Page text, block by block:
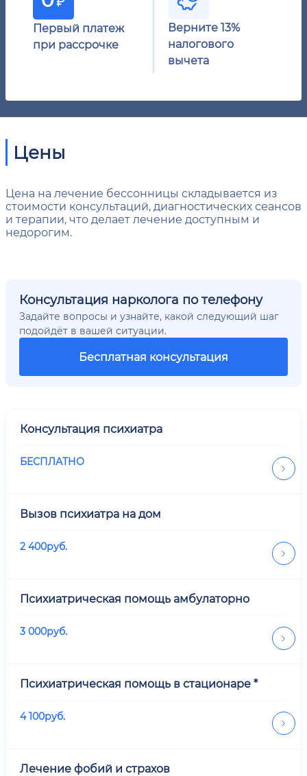
Первый платеж
при рассрочке
Верните 13%
налогового
вычета
Цены
Цена на лечение бессонницы складывается из
стоимости консультаций, диагностических сеансов
и терапии, что делает лечение доступным и
недорогим.
Консультация нарколога по телефону
Задайте вопросы и узнайте, какой следующий шаг
подойдёт в вашей ситуации.
Бесплатная консультация
Консультация психиатра
БЕСПЛАТНО
Вызов психиатра на дом
2 400руб.
Психиатрическая помощь амбулаторно
3 000руб.
Психиатрическая помощь в стационаре *
4 100руб.
Лечение фобий и страхов